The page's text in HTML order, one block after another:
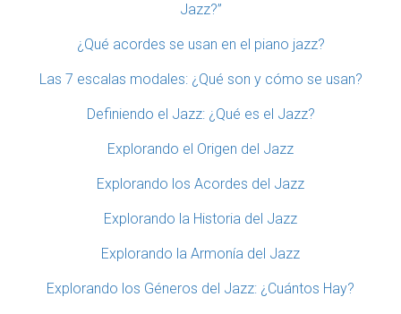
Jazz?”
¿Qué acordes se usan en el piano jazz?
Las 7 escalas modales: ¿Qué son y cómo se usan?
Definiendo el Jazz: ¿Qué es el Jazz?
Explorando el Origen del Jazz
Explorando los Acordes del Jazz
Explorando la Historia del Jazz
Explorando la Armonía del Jazz
Explorando los Géneros del Jazz: ¿Cuántos Hay?